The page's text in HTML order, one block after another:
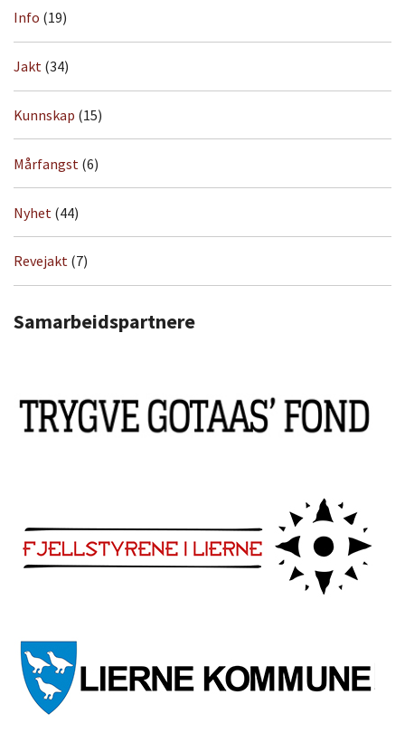
Info (19)
Jakt (34)
Kunnskap (15)
Mårfangst (6)
Nyhet (44)
Revejakt (7)
Samarbeidspartnere